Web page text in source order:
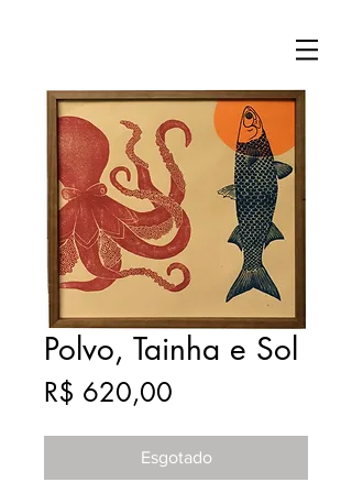
Polvo, Tainha e Sol
R$ 620,00
Esgotado